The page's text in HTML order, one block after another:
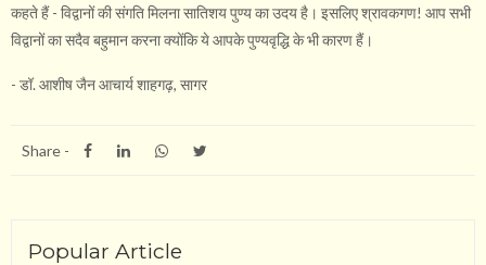
कहते हैं - विद्वानों की संगति मिलना सातिशय पुण्य का उदय है। इसलिए श्रावकगण! आप सभी
विद्वानों का सदैव बहुमान करना क्योंकि ये आपके पुण्यवृद्धि के भी कारण हैं।
- डॉ. आशीष जैन आचार्य शाहगढ़, सागर
Share -
Popular Article